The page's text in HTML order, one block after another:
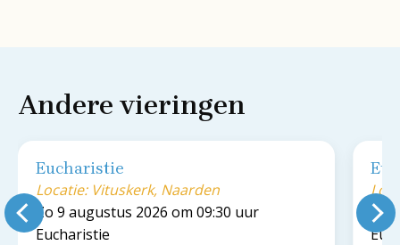
Andere vieringen
Eucharistie
Locatie: Vituskerk, Naarden
Zo 9 augustus 2026 om 09:30 uur
Eucharistie
Zo